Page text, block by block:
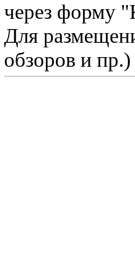
через форму
Для
обзоров и